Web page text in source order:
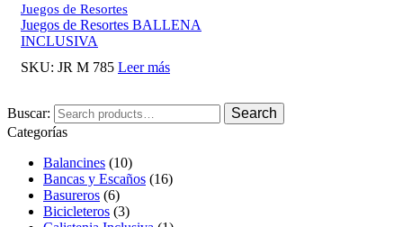
Juegos de Resortes
Juegos de Resortes BALLENA
INCLUSIVA
SKU: JR M 785 Leer más
Buscar:
Search
Categorías
Balancines (10)
Bancas y Escaños (16)
Basureros (6)
Bicicleteros (3)